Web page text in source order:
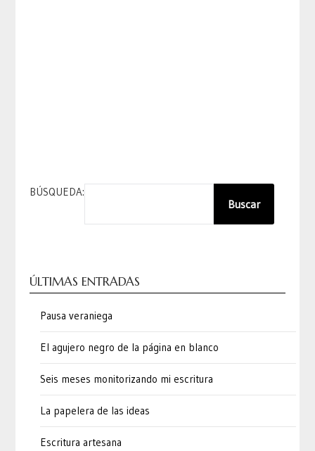
BÚSQUEDA:
Buscar
ÚLTIMAS ENTRADAS
Pausa veraniega
El agujero negro de la página en blanco
Seis meses monitorizando mi escritura
La papelera de las ideas
Escritura artesana